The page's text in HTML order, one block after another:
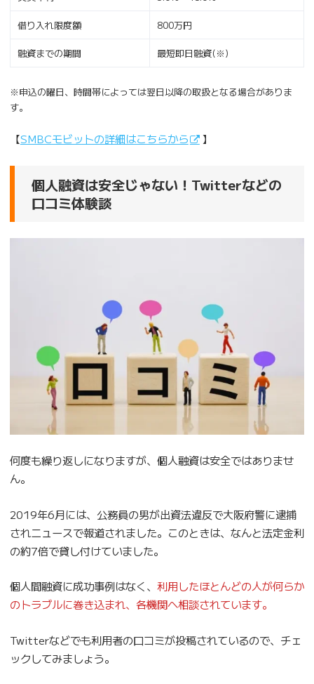
借り入れ限度額 800万円
融資までの期間 最短即日融資(※)
※申込の曜日、時間帯によっては翌日以降の取扱となる場合がありま
す。
【SMBCモビットの詳細はこちらから 】
個人融資は安全じゃない！Twitterなどの
口コミ体験談
何度も繰り返しになりますが、個人融資は安全ではありませ
ん。
2019年6月には、公務員の男が出資法違反で大阪府警に逮捕
されニュースで報道されました。このときは、なんと法定金利
の約7倍で貸し付けていました。
個人間融資に成功事例はなく、 利用したほとんどの人が何らか
のトラブルに巻き込まれ、各機関へ相談されています。
Twitterなどでも利用者の口コミが投稿されているので、チェ
ックしてみましょう。